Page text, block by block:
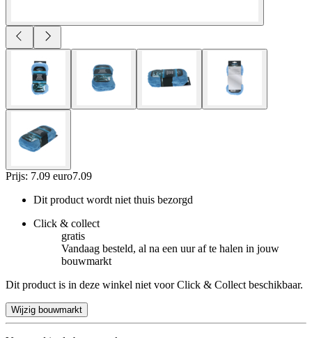
Prijs: 7.09 euro7.09
Dit product wordt niet thuis bezorgd
Click & collect
gratis
Vandaag besteld, al na een uur af te halen in jouw
bouwmarkt
Dit product is in deze winkel niet voor Click & Collect beschikbaar.
Wijzig bouwmarkt